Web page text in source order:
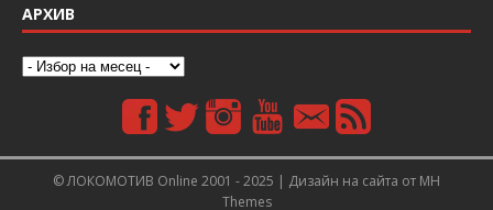
АРХИВ
© ЛОКОМОТИВ Online 2001 - 2025 | Дизайн на сайта от MH
Themes